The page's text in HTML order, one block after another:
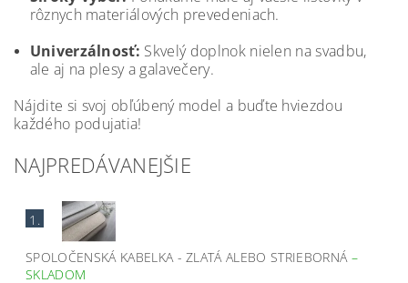
rôznych materiálových prevedeniach.
Univerzálnosť: Skvelý doplnok nielen na svadbu,
ale aj na plesy a galavečery.
Nájdite si svoj obľúbený model a buďte hviezdou
každého podujatia!
NAJPREDÁVANEJŠIE
1.
SPOLOČENSKÁ KABELKA - ZLATÁ ALEBO STRIEBORNÁ –
SKLADOM